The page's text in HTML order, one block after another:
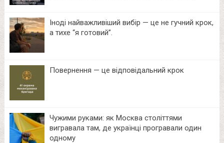
Іноді найважливіший вибір — це не гучний крок,
а тихе “я готовий”.
Повернення — це відповідальний крок
Чужими руками: як Москва століттями
вигравала там, де українці програвали один
одному